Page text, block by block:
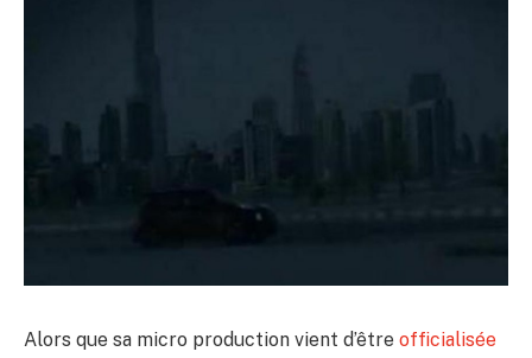
Alors que sa micro production vient d’être officialisée